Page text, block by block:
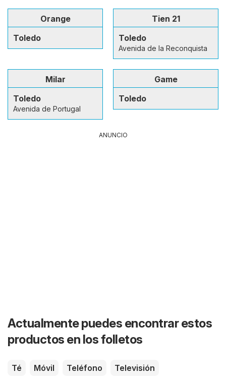
Orange
Toledo
Tien 21
Toledo
Avenida de la Reconquista
Milar
Toledo
Avenida de Portugal
Game
Toledo
ANUNCIO
Actualmente puedes encontrar estos
productos en los folletos
Té Móvil Teléfono Televisión